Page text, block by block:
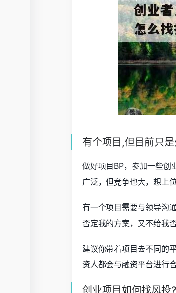
有个项目,但目前只
做好项目BP，参加一些创
广泛，但竞争也大，想上
有一个项目需要与领导沟
否定我的方案，又不给我否
建议你带着项目去不同的
资人都会与融资平台进行
创业项目如何找风投?